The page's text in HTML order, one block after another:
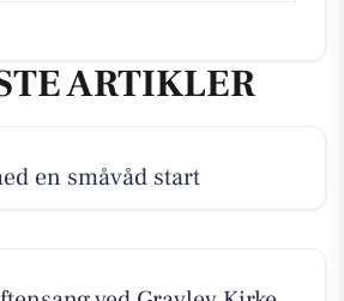
ARTIKLER
en småvåd start